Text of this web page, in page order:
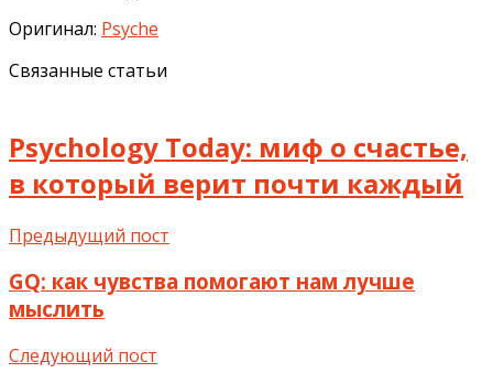
Оригинал: Psyche
Связанные статьи
Psychology Today: миф о счастье,
в который верит почти каждый
Предыдущий пост
GQ: как чувства помогают нам лучше
мыслить
Следующий пост